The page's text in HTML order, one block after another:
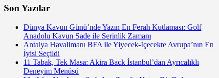
Son Yazılar
Dünya Kavun Günü’nde Yazın En Ferah Kutlaması: Golf
Anadolu Kavun Sade ile Serinlik Zamanı
Antalya Havalimanı BFA ile Yiyecek-İçecekte Avrupa’nın En
İyisi Seçildi
11 Tabak, Tek Masa: Akira Back İstanbul’dan Ayrıcalıklı
Deneyim Menüsü